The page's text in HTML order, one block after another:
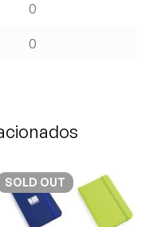
0
0
SOLD OUT